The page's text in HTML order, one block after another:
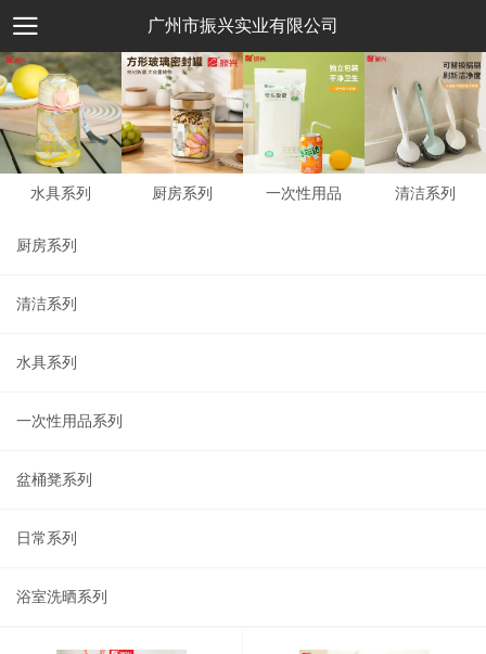
广州市振兴实业有限公司
水具系列 厨房系列 一次性用品 清洁系列
厨房系列
清洁系列
水具系列
一次性用品系列
盆桶凳系列
日常系列
浴室洗晒系列